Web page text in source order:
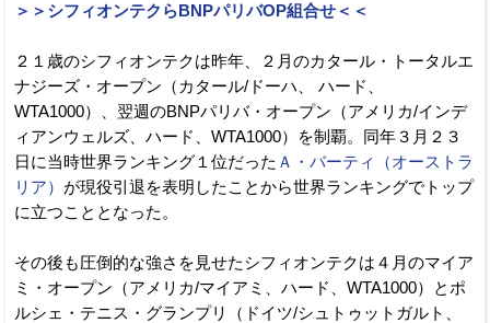
＞＞シフィオンテクらBNPパリバOP組合せ＜＜
２１歳のシフィオンテクは昨年、２月のカタール・トータルエ
ナジーズ・オープン（カタール/ドーハ、 ハード、
WTA1000）、翌週のBNPパリバ・オープン（アメリカ/インデ
ィアンウェルズ、ハード、WTA1000）を制覇。同年３月２３
日に当時世界ランキング１位だった Ａ・バーティ（オーストラ
リア） が現役引退を表明したことから世界ランキングでトップ
に立つこととなった。
その後も圧倒的な強さを見せたシフィオンテクは４月のマイア
ミ・オープン（アメリカ/マイアミ、ハード、WTA1000）とポ
ルシェ・テニス・グランプリ（ドイツ/シュトゥットガルト、